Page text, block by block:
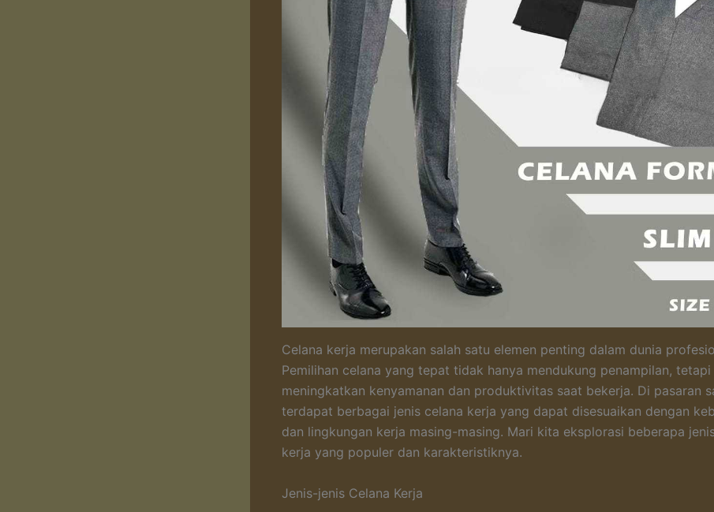
Celana kerja merupakan salah satu elemen penting dalam dunia
Pemilihan celana yang tepat tidak hanya mendukung penampilan, tetapi
meningkatkan kenyamanan dan produktivitas saat bekerja. Di pasaran
terdapat berbagai jenis celana kerja yang dapat disesuaikan dengan
dan lingkungan kerja masing-masing. Mari kita eksplorasi beberapa
kerja yang populer dan karakteristiknya.
Jenis-jenis Celana Kerja